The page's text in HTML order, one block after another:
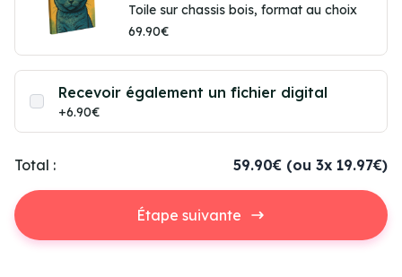
Toile sur chassis bois, format au choix
69.90€
Recevoir également un fichier digital
+6.90€
Total : 59.90€ (ou 3x 19.97€)
Étape suivante